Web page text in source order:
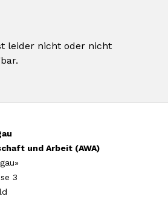
leider nicht oder nicht
und Arbeit (AWA)
3